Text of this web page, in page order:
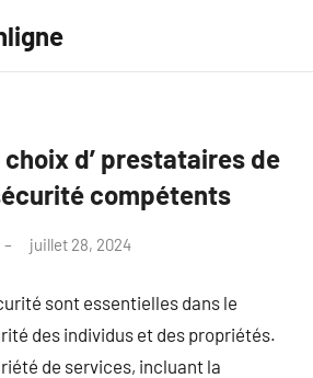
d’ prestataires de
compétents
juillet 28, 2024
sont essentielles dans le
des individus et des propriétés.
de services, incluant la